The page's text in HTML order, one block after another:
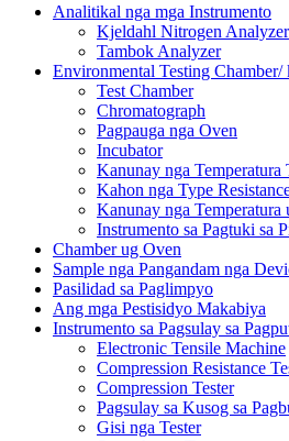
Analitikal nga mga Instrumento
Kjeldahl Nitrogen Analyzer
Tambok Analyzer
Environmental Testing Chamber/
Test Chamber
Chromatograph
Pagpauga nga Oven
Incubator
Kanunay nga Temperatura
Kahon nga Type
Kanunay nga
Instrumento sa Pagtuki sa
Chamber ug Oven
Sample nga Pangandam nga
Pasilidad sa Paglimpyo
Ang mga Pestisidyo Makabiya
Instrumento sa Pagsulay sa
Electronic Tensile Machine
Compression Resistance
Compression Tester
Pagsulay sa Kusog sa
Gisi nga Tester